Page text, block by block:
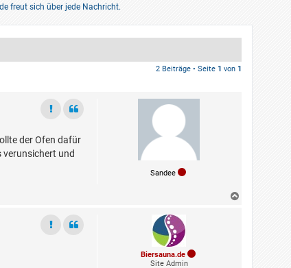
freut sich über jede Nachricht.
2 Beiträge • Seite 1 von 1
Sandee
der Ofen dafür
verunsichert und
Biersauna.de
Site Admin